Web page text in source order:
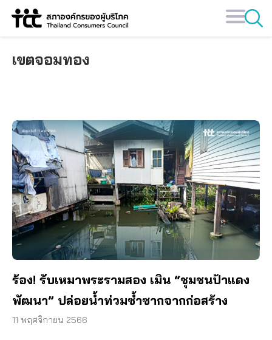
Skip
เขตจอมทอง
ร้อง! รับเหมาพระรามสอง เมิน “ชุมชนป้าแดง
พัฒนา” ปล่อยน้ำท่วมซ้ำซากจากก่อสร้าง
11 พฤศจิกายน 2566